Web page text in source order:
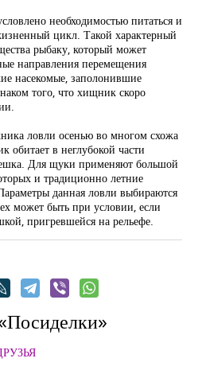
необходимостью питаться и
цикл. Такой характерный
рыбаку, который может
направления перемещения
насекомые, заполонившие
того, что хищник скоро
ловли осенью во многом схожа
обитает в неглубокой части
Для щуки применяют большой
и традиционно летние
данная ловли выбираются
может быть при условии, если
пригревшейся на рельефе.